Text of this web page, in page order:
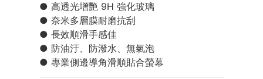
● 高透光增艷 9H 強化玻璃
● 奈米多層膜耐磨抗刮
● 長效順滑手感佳
● 防油汙、防潑水、無氣泡
● 專業側邊導角滑順貼合螢幕